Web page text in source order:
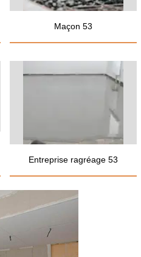
Maçon 53
Entreprise ragréage 53